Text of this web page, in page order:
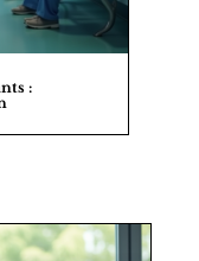
: